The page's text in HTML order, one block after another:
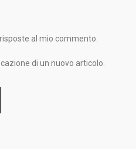
al mio commento.
di un nuovo articolo.